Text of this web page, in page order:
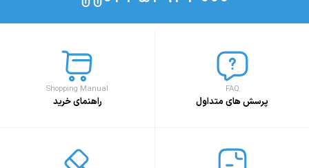
FAQ
پرسش های متداول
Shopping Manual
راهنمای خرید